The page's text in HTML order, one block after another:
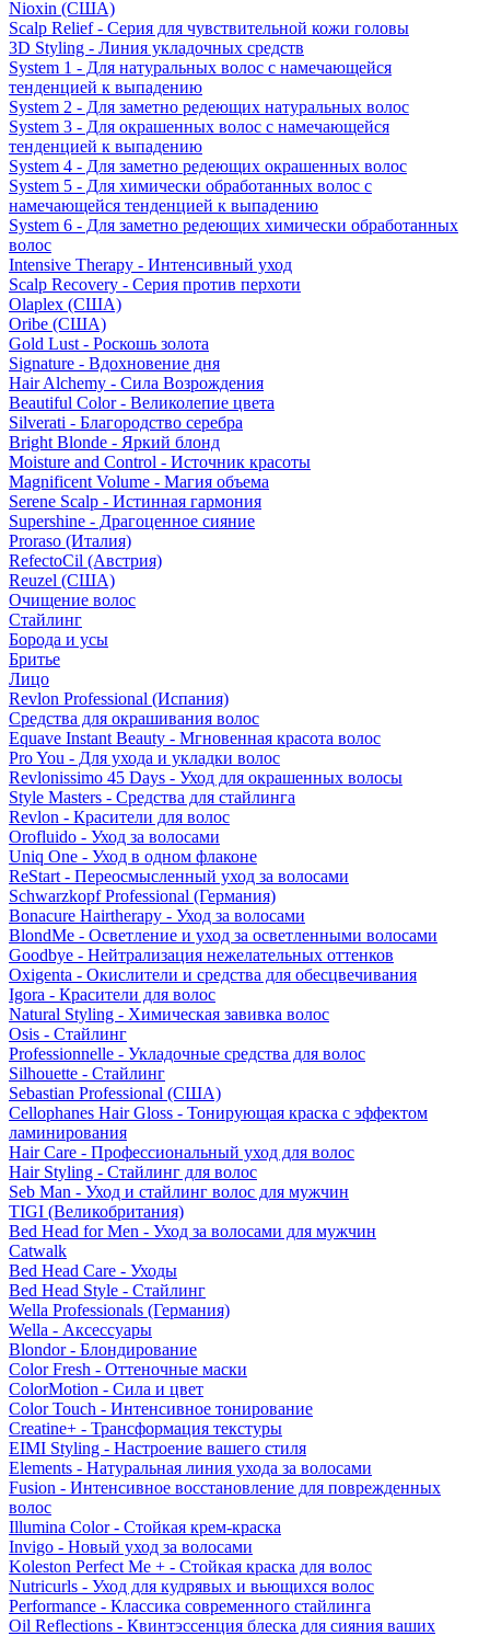
Nioxin (США)
Scalp Relief - Серия для чувствительной кожи головы
3D Styling - Линия укладочных средств
System 1 - Для натуральных волос с намечающейся
тенденцией к выпадению
System 2 - Для заметно редеющих натуральных волос
System 3 - Для окрашенных волос с намечающейся
тенденцией к выпадению
System 4 - Для заметно редеющих окрашенных волос
System 5 - Для химически обработанных волос с
намечающейся тенденцией к выпадению
System 6 - Для заметно редеющих химически обработанных
волос
Intensive Therapy - Интенсивный уход
Scalp Recovery - Серия против перхоти
Olaplex (США)
Oribe (США)
Gold Lust - Роскошь золота
Signature - Вдохновение дня
Hair Alchemy - Сила Возрождения
Beautiful Color - Великолепие цвета
Silverati - Благородство серебра
Bright Blonde - Яркий блонд
Moisture and Control - Источник красоты
Magnificent Volume - Магия объема
Serene Scalp - Истинная гармония
Supershine - Драгоценное сияние
Proraso (Италия)
RefectoCil (Австрия)
Reuzel (США)
Очищение волос
Стайлинг
Борода и усы
Бритье
Лицо
Revlon Professional (Испания)
Средства для окрашивания волос
Equave Instant Beauty - Мгновенная красота волос
Pro You - Для ухода и укладки волос
Revlonissimo 45 Days - Уход для окрашенных волосы
Style Masters - Средства для стайлинга
Revlon - Красители для волос
Orofluido - Уход за волосами
Uniq One - Уход в одном флаконе
ReStart - Переосмысленный уход за волосами
Schwarzkopf Professional (Германия)
Bonacure Hairtherapy - Уход за волосами
BlondMe - Осветление и уход за осветленными волосами
Goodbye - Нейтрализация нежелательных оттенков
Oxigenta - Окислители и средства для обесцвечивания
Igora - Красители для волос
Natural Styling - Химическая завивка волос
Osis - Стайлинг
Professionnelle - Укладочные средства для волос
Silhouette - Стайлинг
Sebastian Professional (США)
Cellophanes Hair Gloss - Тонирующая краска с эффектом
ламинирования
Hair Care - Профессиональный уход для волос
Hair Styling - Стайлинг для волос
Seb Man - Уход и стайлинг волос для мужчин
TIGI (Великобритания)
Bed Head for Men - Уход за волосами для мужчин
Catwalk
Bed Head Care - Уходы
Bed Head Style - Стайлинг
Wella Professionals (Германия)
Wella - Аксессуары
Blondor - Блондирование
Color Fresh - Оттеночные маски
ColorMotion - Сила и цвет
Color Touch - Интенсивное тонирование
Creatine+ - Трансформация текстуры
EIMI Styling - Настроение вашего стиля
Elements - Натуральная линия ухода за волосами
Fusion - Интенсивное восстановление для поврежденных
волос
Illumina Color - Стойкая крем-краска
Invigo - Новый уход за волосами
Koleston Perfect Me + - Стойкая краска для волос
Nutricurls - Уход для кудрявых и вьющихся волос
Performance - Классика современного стайлинга
Oil Reflections - Квинтэссенция блеска для сияния ваших